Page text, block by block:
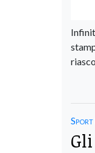
Sport